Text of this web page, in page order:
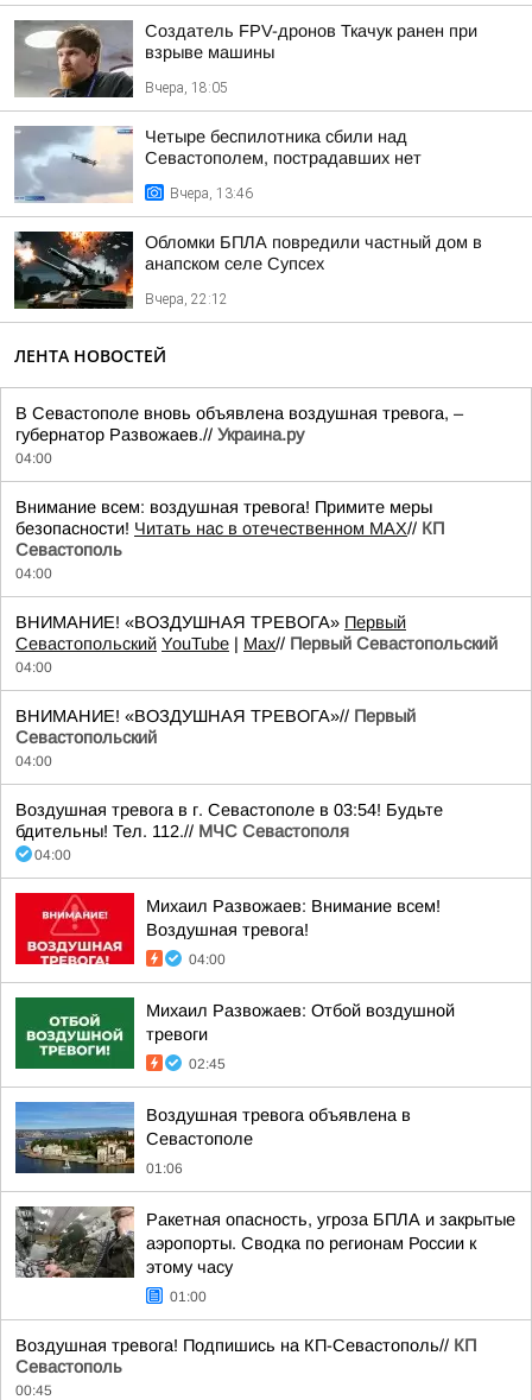
Создатель FPV-дронов Ткачук ранен при
взрыве машины
Вчера, 18:05
Четыре беспилотника сбили над
Севастополем, пострадавших нет
Вчера, 13:46
Обломки БПЛА повредили частный дом в
анапском селе Супсех
Вчера, 22:12
ЛЕНТА НОВОСТЕЙ
В Севастополе вновь объявлена воздушная тревога, –
губернатор Развожаев.// Украина.ру
04:00
Внимание всем: воздушная тревога! Примите меры
безопасности! Читать нас в отечественном MAX// КП
Севастополь
04:00
ВНИМАНИЕ! «ВОЗДУШНАЯ ТРЕВОГА» Первый
Севастопольский YouTube | Max// Первый Севастопольский
04:00
ВНИМАНИЕ! «ВОЗДУШНАЯ ТРЕВОГА»// Первый
Севастопольский
04:00
Воздушная тревога в г. Севастополе в 03:54! Будьте
бдительны! Тел. 112.// МЧС Севастополя
04:00
Михаил Развожаев: Внимание всем!
Воздушная тревога!
04:00
Михаил Развожаев: Отбой воздушной
тревоги
02:45
Воздушная тревога объявлена в
Севастополе
01:06
Ракетная опасность, угроза БПЛА и закрытые
аэропорты. Сводка по регионам России к
этому часу
01:00
Воздушная тревога! Подпишись на КП-Севастополь// КП
Севастополь
00:45